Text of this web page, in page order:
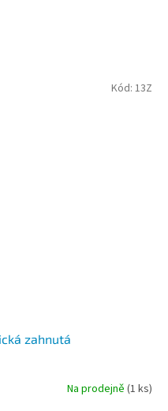
zahnutá
Na prodejně (1 ks)
Kód: 13Z